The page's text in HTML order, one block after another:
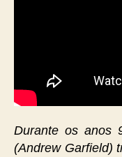
Durante os anos
(Andrew Garfield)